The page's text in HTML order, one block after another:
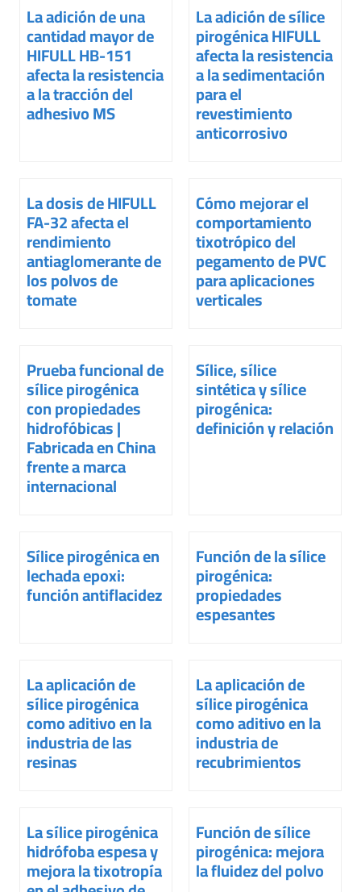
La adición de una
cantidad mayor de
HIFULL HB-151
afecta la resistencia
a la tracción del
adhesivo MS
La adición de sílice
pirogénica HIFULL
afecta la resistencia
a la sedimentación
para el
revestimiento
anticorrosivo
La dosis de HIFULL
FA-32 afecta el
rendimiento
antiaglomerante de
los polvos de
tomate
Cómo mejorar el
comportamiento
tixotrópico del
pegamento de PVC
para aplicaciones
verticales
Prueba funcional de
sílice pirogénica
con propiedades
hidrofóbicas |
Fabricada en China
frente a marca
internacional
Sílice, sílice
sintética y sílice
pirogénica:
definición y relación
Sílice pirogénica en
lechada epoxi:
función antiflacidez
Función de la sílice
pirogénica:
propiedades
espesantes
La aplicación de
sílice pirogénica
como aditivo en la
industria de las
resinas
La aplicación de
sílice pirogénica
como aditivo en la
industria de
recubrimientos
La sílice pirogénica
hidrófoba espesa y
mejora la tixotropía
Función de sílice
pirogénica: mejora
la fluidez del polvo